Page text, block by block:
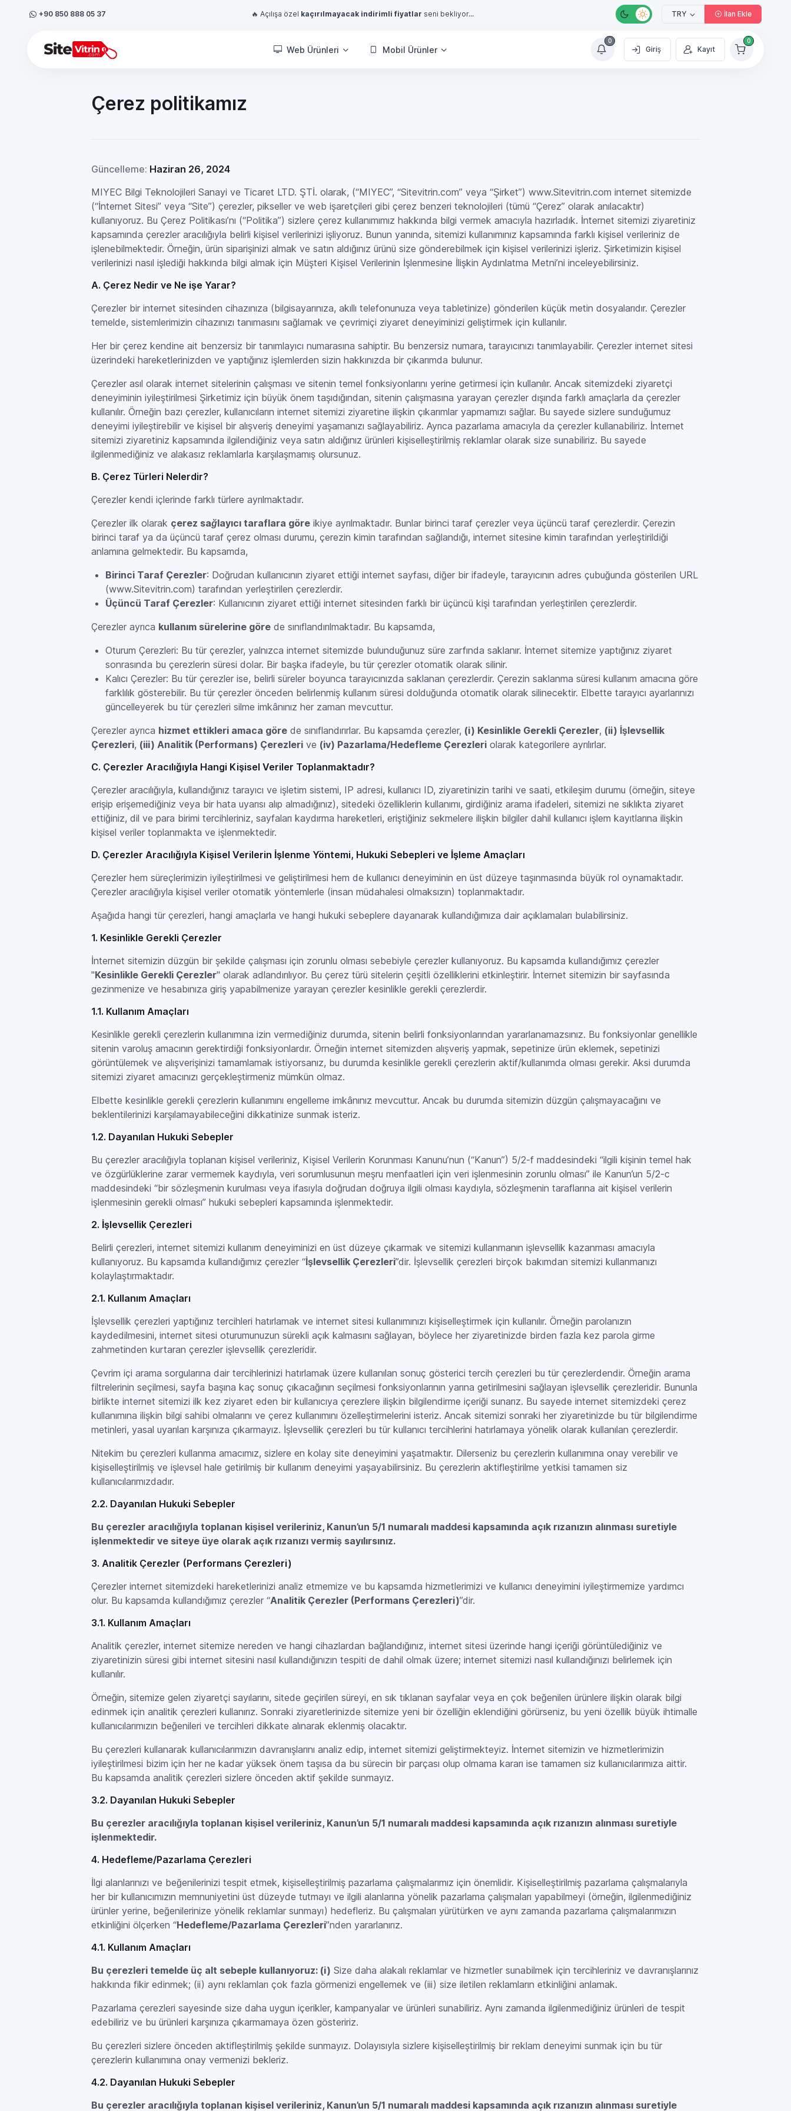
+90 850 888 05 37 🔥 Açılışa özel kaçırılmayacak indirimli fiyatlar seni bekliyor... TRY İlan Ekle
Web Ürünleri Mobil Ürünler
0
Giriş Kayıt
0
Çerez politikamız
Güncelleme: Haziran 26, 2024
MIYEC Bilgi Teknolojileri Sanayi ve Ticaret LTD. ŞTİ. olarak, (“MIYEC”, “Sitevitrin.com” veya “Şirket”) www.Sitevitrin.com internet sitemizde
(“İnternet Sitesi” veya “Site”) çerezler, pikseller ve web işaretçileri gibi çerez benzeri teknolojileri (tümü “Çerez” olarak anılacaktır)
kullanıyoruz. Bu Çerez Politikası’nı (“Politika”) sizlere çerez kullanımımız hakkında bilgi vermek amacıyla hazırladık. İnternet sitemizi ziyaretiniz
kapsamında çerezler aracılığıyla belirli kişisel verilerinizi işliyoruz. Bunun yanında, sitemizi kullanımınız kapsamında farklı kişisel verileriniz de
işlenebilmektedir. Örneğin, ürün siparişinizi almak ve satın aldığınız ürünü size gönderebilmek için kişisel verilerinizi işleriz. Şirketimizin kişisel
verilerinizi nasıl işlediği hakkında bilgi almak için Müşteri Kişisel Verilerinin İşlenmesine İlişkin Aydınlatma Metni’ni inceleyebilirsiniz.
A. Çerez Nedir ve Ne işe Yarar?
Çerezler bir internet sitesinden cihazınıza (bilgisayarınıza, akıllı telefonunuza veya tabletinize) gönderilen küçük metin dosyalarıdır. Çerezler
temelde, sistemlerimizin cihazınızı tanımasını sağlamak ve çevrimiçi ziyaret deneyiminizi geliştirmek için kullanılır.
Her bir çerez kendine ait benzersiz bir tanımlayıcı numarasına sahiptir. Bu benzersiz numara, tarayıcınızı tanımlayabilir. Çerezler internet sitesi
üzerindeki hareketlerinizden ve yaptığınız işlemlerden sizin hakkınızda bir çıkarımda bulunur.
Çerezler asıl olarak internet sitelerinin çalışması ve sitenin temel fonksiyonlarını yerine getirmesi için kullanılır. Ancak sitemizdeki ziyaretçi
deneyiminin iyileştirilmesi Şirketimiz için büyük önem taşıdığından, sitenin çalışmasına yarayan çerezler dışında farklı amaçlarla da çerezler
kullanılır. Örneğin bazı çerezler, kullanıcıların internet sitemizi ziyaretine ilişkin çıkarımlar yapmamızı sağlar. Bu sayede sizlere sunduğumuz
deneyimi iyileştirebilir ve kişisel bir alışveriş deneyimi yaşamanızı sağlayabiliriz. Ayrıca pazarlama amacıyla da çerezler kullanabiliriz. İnternet
sitemizi ziyaretiniz kapsamında ilgilendiğiniz veya satın aldığınız ürünleri kişiselleştirilmiş reklamlar olarak size sunabiliriz. Bu sayede
ilgilenmediğiniz ve alakasız reklamlarla karşılaşmamış olursunuz.
B. Çerez Türleri Nelerdir?
Çerezler kendi içlerinde farklı türlere ayrılmaktadır.
Çerezler ilk olarak çerez sağlayıcı taraflara göre ikiye ayrılmaktadır. Bunlar birinci taraf çerezler veya üçüncü taraf çerezlerdir. Çerezin
birinci taraf ya da üçüncü taraf çerez olması durumu, çerezin kimin tarafından sağlandığı, internet sitesine kimin tarafından yerleştirildiği
anlamına gelmektedir. Bu kapsamda,
Birinci Taraf Çerezler: Doğrudan kullanıcının ziyaret ettiği internet sayfası, diğer bir ifadeyle, tarayıcının adres çubuğunda gösterilen URL
(www.Sitevitrin.com) tarafından yerleştirilen çerezlerdir.
Üçüncü Taraf Çerezler: Kullanıcının ziyaret ettiği internet sitesinden farklı bir üçüncü kişi tarafından yerleştirilen çerezlerdir.
Çerezler ayrıca kullanım sürelerine göre de sınıflandırılmaktadır. Bu kapsamda,
Oturum Çerezleri: Bu tür çerezler, yalnızca internet sitemizde bulunduğunuz süre zarfında saklanır. İnternet sitemize yaptığınız ziyaret
sonrasında bu çerezlerin süresi dolar. Bir başka ifadeyle, bu tür çerezler otomatik olarak silinir.
Kalıcı Çerezler: Bu tür çerezler ise, belirli süreler boyunca tarayıcınızda saklanan çerezlerdir. Çerezin saklanma süresi kullanım amacına göre
farklılık gösterebilir. Bu tür çerezler önceden belirlenmiş kullanım süresi dolduğunda otomatik olarak silinecektir. Elbette tarayıcı ayarlarınızı
güncelleyerek bu tür çerezleri silme imkânınız her zaman mevcuttur.
Çerezler ayrıca hizmet ettikleri amaca göre de sınıflandırırlar. Bu kapsamda çerezler, (i) Kesinlikle Gerekli Çerezler, (ii) İşlevsellik
Çerezleri, (iii) Analitik (Performans) Çerezleri ve (iv) Pazarlama/Hedefleme Çerezleri olarak kategorilere ayrılırlar.
C. Çerezler Aracılığıyla Hangi Kişisel Veriler Toplanmaktadır?
Çerezler aracılığıyla, kullandığınız tarayıcı ve işletim sistemi, IP adresi, kullanıcı ID, ziyaretinizin tarihi ve saati, etkileşim durumu (örneğin, siteye
erişip erişemediğiniz veya bir hata uyarısı alıp almadığınız), sitedeki özelliklerin kullanımı, girdiğiniz arama ifadeleri, sitemizi ne sıklıkta ziyaret
ettiğiniz, dil ve para birimi tercihleriniz, sayfaları kaydırma hareketleri, eriştiğiniz sekmelere ilişkin bilgiler dahil kullanıcı işlem kayıtlarına ilişkin
kişisel veriler toplanmakta ve işlenmektedir.
D. Çerezler Aracılığıyla Kişisel Verilerin İşlenme Yöntemi, Hukuki Sebepleri ve İşleme Amaçları
Çerezler hem süreçlerimizin iyileştirilmesi ve geliştirilmesi hem de kullanıcı deneyiminin en üst düzeye taşınmasında büyük rol oynamaktadır.
Çerezler aracılığıyla kişisel veriler otomatik yöntemlerle (insan müdahalesi olmaksızın) toplanmaktadır.
Aşağıda hangi tür çerezleri, hangi amaçlarla ve hangi hukuki sebeplere dayanarak kullandığımıza dair açıklamaları bulabilirsiniz.
1. Kesinlikle Gerekli Çerezler
İnternet sitemizin düzgün bir şekilde çalışması için zorunlu olması sebebiyle çerezler kullanıyoruz. Bu kapsamda kullandığımız çerezler
"Kesinlikle Gerekli Çerezler" olarak adlandırılıyor. Bu çerez türü sitelerin çeşitli özelliklerini etkinleştirir. İnternet sitemizin bir sayfasında
gezinmenize ve hesabınıza giriş yapabilmenize yarayan çerezler kesinlikle gerekli çerezlerdir.
1.1. Kullanım Amaçları
Kesinlikle gerekli çerezlerin kullanımına izin vermediğiniz durumda, sitenin belirli fonksiyonlarından yararlanamazsınız. Bu fonksiyonlar genellikle
sitenin varoluş amacının gerektirdiği fonksiyonlardır. Örneğin internet sitemizden alışveriş yapmak, sepetinize ürün eklemek, sepetinizi
görüntülemek ve alışverişinizi tamamlamak istiyorsanız, bu durumda kesinlikle gerekli çerezlerin aktif/kullanımda olması gerekir. Aksi durumda
sitemizi ziyaret amacınızı gerçekleştirmeniz mümkün olmaz.
Elbette kesinlikle gerekli çerezlerin kullanımını engelleme imkânınız mevcuttur. Ancak bu durumda sitemizin düzgün çalışmayacağını ve
beklentilerinizi karşılamayabileceğini dikkatinize sunmak isteriz.
1.2. Dayanılan Hukuki Sebepler
Bu çerezler aracılığıyla toplanan kişisel verileriniz, Kişisel Verilerin Korunması Kanunu’nun (“Kanun”) 5/2-f maddesindeki “ilgili kişinin temel hak
ve özgürlüklerine zarar vermemek kaydıyla, veri sorumlusunun meşru menfaatleri için veri işlenmesinin zorunlu olması” ile Kanun’un 5/2-c
maddesindeki “bir sözleşmenin kurulması veya ifasıyla doğrudan doğruya ilgili olması kaydıyla, sözleşmenin taraflarına ait kişisel verilerin
işlenmesinin gerekli olması” hukuki sebepleri kapsamında işlenmektedir.
2. İşlevsellik Çerezleri
Belirli çerezleri, internet sitemizi kullanım deneyiminizi en üst düzeye çıkarmak ve sitemizi kullanmanın işlevsellik kazanması amacıyla
kullanıyoruz. Bu kapsamda kullandığımız çerezler “İşlevsellik Çerezleri”dir. İşlevsellik çerezleri birçok bakımdan sitemizi kullanmanızı
kolaylaştırmaktadır.
2.1. Kullanım Amaçları
İşlevsellik çerezleri yaptığınız tercihleri hatırlamak ve internet sitesi kullanımınızı kişiselleştirmek için kullanılır. Örneğin parolanızın
kaydedilmesini, internet sitesi oturumunuzun sürekli açık kalmasını sağlayan, böylece her ziyaretinizde birden fazla kez parola girme
zahmetinden kurtaran çerezler işlevsellik çerezleridir.
Çevrim içi arama sorgularına dair tercihlerinizi hatırlamak üzere kullanılan sonuç gösterici tercih çerezleri bu tür çerezlerdendir. Örneğin arama
filtrelerinin seçilmesi, sayfa başına kaç sonuç çıkacağının seçilmesi fonksiyonlarının yarına getirilmesini sağlayan işlevsellik çerezleridir. Bununla
birlikte internet sitemizi ilk kez ziyaret eden bir kullanıcıya çerezlere ilişkin bilgilendirme içeriği sunarız. Bu sayede internet sitemizdeki çerez
kullanımına ilişkin bilgi sahibi olmalarını ve çerez kullanımını özelleştirmelerini isteriz. Ancak sitemizi sonraki her ziyaretinizde bu tür bilgilendirme
metinleri, yasal uyarıları karşınıza çıkarmayız. İşlevsellik çerezleri bu tür kullanıcı tercihlerini hatırlamaya yönelik olarak kullanılan çerezlerdir.
Nitekim bu çerezleri kullanma amacımız, sizlere en kolay site deneyimini yaşatmaktır. Dilerseniz bu çerezlerin kullanımına onay verebilir ve
kişiselleştirilmiş ve işlevsel hale getirilmiş bir kullanım deneyimi yaşayabilirsiniz. Bu çerezlerin aktifleştirilme yetkisi tamamen siz
kullanıcılarımızdadır.
2.2. Dayanılan Hukuki Sebepler
Bu çerezler aracılığıyla toplanan kişisel verileriniz, Kanun’un 5/1 numaralı maddesi kapsamında açık rızanızın alınması suretiyle
işlenmektedir ve siteye üye olarak açık rızanızı vermiş sayılırsınız.
3. Analitik Çerezler (Performans Çerezleri)
Çerezler internet sitemizdeki hareketlerinizi analiz etmemize ve bu kapsamda hizmetlerimizi ve kullanıcı deneyimini iyileştirmemize yardımcı
olur. Bu kapsamda kullandığımız çerezler “Analitik Çerezler (Performans Çerezleri)”dir.
3.1. Kullanım Amaçları
Analitik çerezler, internet sitemize nereden ve hangi cihazlardan bağlandığınız, internet sitesi üzerinde hangi içeriği görüntülediğiniz ve
ziyaretinizin süresi gibi internet sitesini nasıl kullandığınızın tespiti de dahil olmak üzere; internet sitemizi nasıl kullandığınızı belirlemek için
kullanılır.
Örneğin, sitemize gelen ziyaretçi sayılarını, sitede geçirilen süreyi, en sık tıklanan sayfalar veya en çok beğenilen ürünlere ilişkin olarak bilgi
edinmek için analitik çerezleri kullanırız. Sonraki ziyaretlerinizde sitemize yeni bir özelliğin eklendiğini görürseniz, bu yeni özellik büyük ihtimalle
kullanıcılarımızın beğenileri ve tercihleri dikkate alınarak eklenmiş olacaktır.
Bu çerezleri kullanarak kullanıcılarımızın davranışlarını analiz edip, internet sitemizi geliştirmekteyiz. İnternet sitemizin ve hizmetlerimizin
iyileştirilmesi bizim için her ne kadar yüksek önem taşısa da bu sürecin bir parçası olup olmama kararı ise tamamen siz kullanıcılarımıza aittir.
Bu kapsamda analitik çerezleri sizlere önceden aktif şekilde sunmayız.
3.2. Dayanılan Hukuki Sebepler
Bu çerezler aracılığıyla toplanan kişisel verileriniz, Kanun’un 5/1 numaralı maddesi kapsamında açık rızanızın alınması suretiyle
işlenmektedir.
4. Hedefleme/Pazarlama Çerezleri
İlgi alanlarınızı ve beğenilerinizi tespit etmek, kişiselleştirilmiş pazarlama çalışmalarımız için önemlidir. Kişiselleştirilmiş pazarlama çalışmalarıyla
her bir kullanıcımızın memnuniyetini üst düzeyde tutmayı ve ilgili alanlarına yönelik pazarlama çalışmaları yapabilmeyi (örneğin, ilgilenmediğiniz
ürünler yerine, beğenilerinize yönelik reklamlar sunmayı) hedefleriz. Bu çalışmaları yürütürken ve aynı zamanda pazarlama çalışmalarımızın
etkinliğini ölçerken “Hedefleme/Pazarlama Çerezleri”nden yararlanırız.
4.1. Kullanım Amaçları
Bu çerezleri temelde üç alt sebeple kullanıyoruz: (i) Size daha alakalı reklamlar ve hizmetler sunabilmek için tercihleriniz ve davranışlarınız
hakkında fikir edinmek; (ii) aynı reklamları çok fazla görmenizi engellemek ve (iii) size iletilen reklamların etkinliğini anlamak.
Pazarlama çerezleri sayesinde size daha uygun içerikler, kampanyalar ve ürünleri sunabiliriz. Aynı zamanda ilgilenmediğiniz ürünleri de tespit
edebiliriz ve bu ürünleri karşınıza çıkarmamaya özen gösteririz.
Bu çerezleri sizlere önceden aktifleştirilmiş şekilde sunmayız. Dolayısıyla sizlere kişiselleştirilmiş bir reklam deneyimi sunmak için bu tür
çerezlerin kullanımına onay vermenizi bekleriz.
4.2. Dayanılan Hukuki Sebepler
Bu çerezler aracılığıyla toplanan kişisel verileriniz, Kanun’un 5/1 numaralı maddesi kapsamında açık rızanızın alınması suretiyle